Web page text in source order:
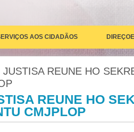
AOS CIDADÃOS
REUNE HO
REUNE HO
CMJPLOP